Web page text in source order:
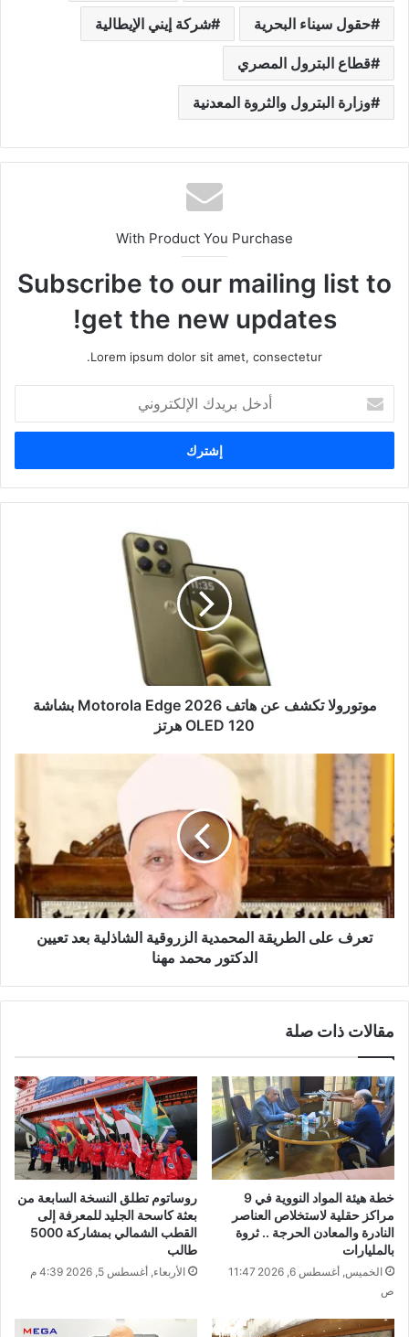
حقول سيناء البحرية شركة إيني الإيطالية
قطاع البترول المصري
وزارة البترول والثروة المعدنية
With Product You Purchase
Subscribe to our mailing list to
get the new updates!
Lorem ipsum dolor sit amet, consectetur.
خ
ب
ر
موتورولا تكشف عن هاتف Motorola Edge 2026 بشاشة
OLED 120 هرتز
تعرف على الطريقة المحمدية الزروقية الشاذلية بعد تعيين
الدكتور محمد مهنا
مقالات ذات صلة
خطة هيئة المواد النووية في 9
مراكز حقلية لاستخلاص العناصر
النادرة والمعادن الحرجة .. ثروة
بالمليارات
الخميس, أغسطس 6, 2026 11:47
ص
روساتوم تطلق النسخة السابعة من
بعثة كاسحة الجليد للمعرفة إلى
القطب الشمالي بمشاركة 5000
طالب
الأربعاء, أغسطس 5, 2026 4:39 م